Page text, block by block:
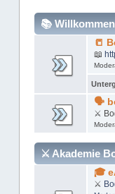
📚
📒
📖
🗣
⚔
⚔ Akademie
🎓
⚔